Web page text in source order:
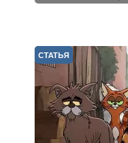
СТАТЬЯ